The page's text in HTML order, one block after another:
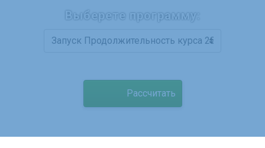
Выберете программу:
Рассчитать